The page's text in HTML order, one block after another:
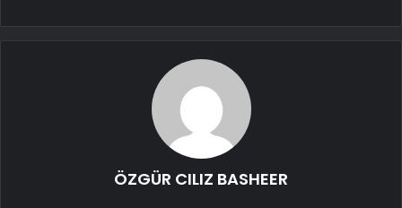
ÖZGÜR CILIZ BASHEER